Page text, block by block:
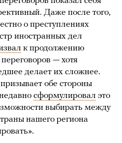
Даже после того,
о преступлениях
иностранных дел
к продолжению
— хотя
делает их сложнее.
обе стороны
сформулировал это
выбирать между
нашего региона